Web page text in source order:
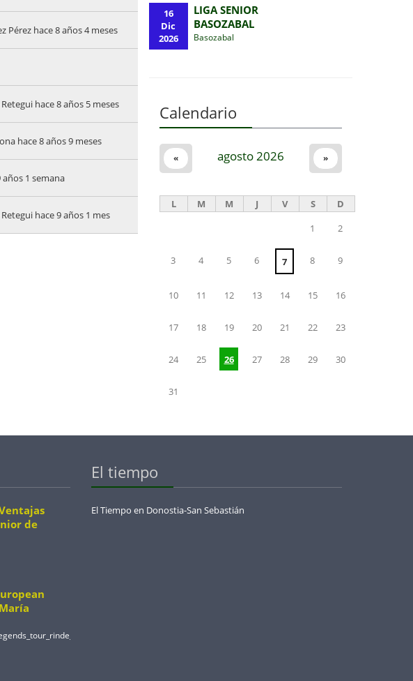
Pérezhace 8 años 4 meses
hace 8 años 5 meses
hace 8 años 9 meses
1 semana
hace 9 años 1 mes
16
Dic
2026
LIGA SENIOR
BASOZABAL
Basozabal
Calendario
agosto 2026
« »
L M M J V S
D
1
2
3 4 5 6 7 8 9
10 11 12 13 14 15 16
17 18 19 20 21 22 23
24 25 26 27 28 29 30
31
de
El tiempo
El Tiempo en Donostia-San Sebastián